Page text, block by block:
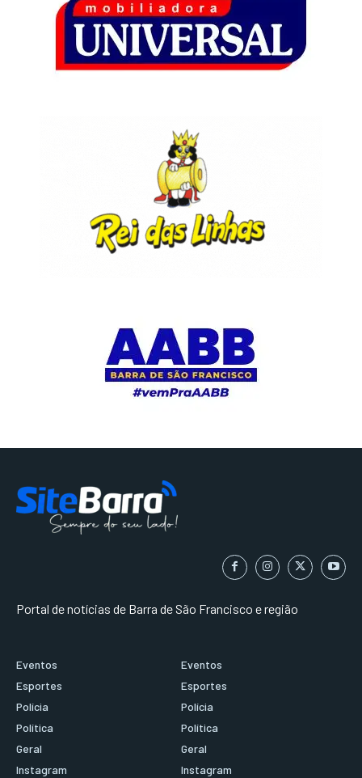
Portal de notícias de Barra de São Francisco e região
Eventos
Esportes
Polícia
Política
Geral
Instagram
Eventos
Esportes
Polícia
Política
Geral
Instagram